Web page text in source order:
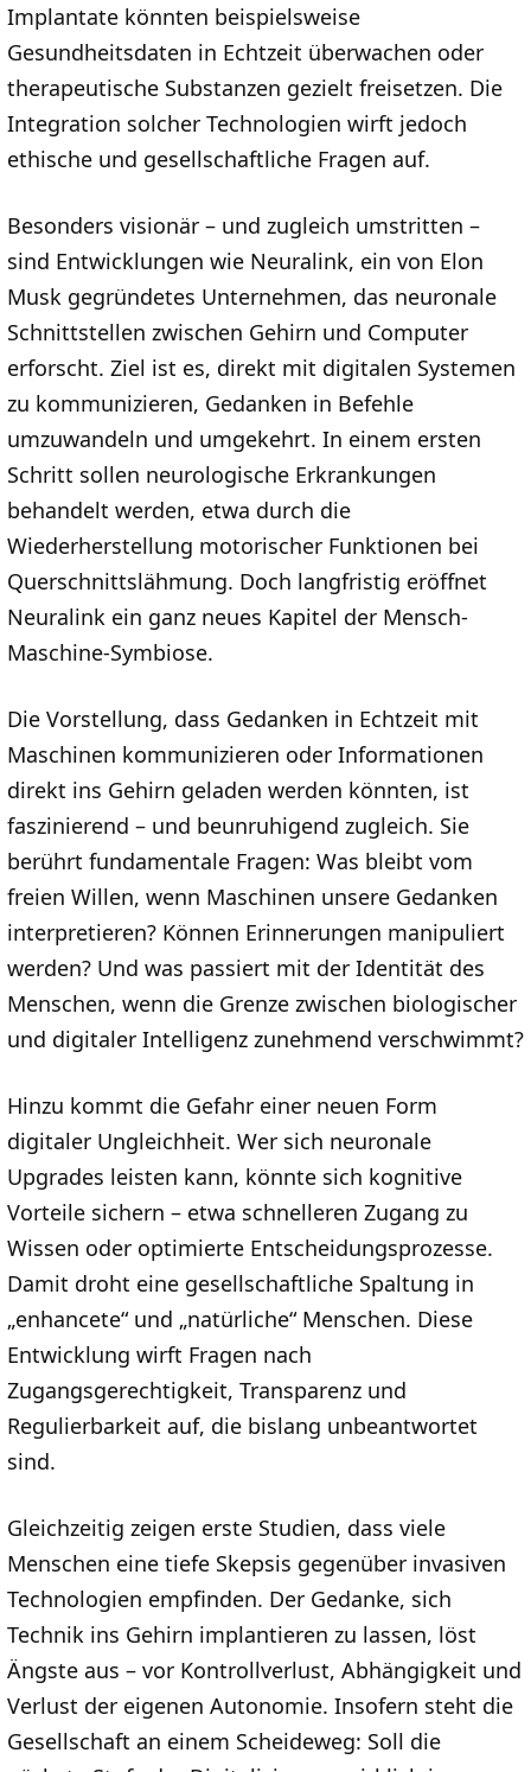
Implantate könnten beispielsweise
Gesundheitsdaten in Echtzeit überwachen oder
therapeutische Substanzen gezielt freisetzen. Die
Integration solcher Technologien wirft jedoch
ethische und gesellschaftliche Fragen auf.
Besonders visionär – und zugleich umstritten –
sind Entwicklungen wie Neuralink, ein von Elon
Musk gegründetes Unternehmen, das neuronale
Schnittstellen zwischen Gehirn und Computer
erforscht. Ziel ist es, direkt mit digitalen Systemen
zu kommunizieren, Gedanken in Befehle
umzuwandeln und umgekehrt. In einem ersten
Schritt sollen neurologische Erkrankungen
behandelt werden, etwa durch die
Wiederherstellung motorischer Funktionen bei
Querschnittslähmung. Doch langfristig eröffnet
Neuralink ein ganz neues Kapitel der Mensch-
Maschine-Symbiose.
Die Vorstellung, dass Gedanken in Echtzeit mit
Maschinen kommunizieren oder Informationen
direkt ins Gehirn geladen werden könnten, ist
faszinierend – und beunruhigend zugleich. Sie
berührt fundamentale Fragen: Was bleibt vom
freien Willen, wenn Maschinen unsere Gedanken
interpretieren? Können Erinnerungen manipuliert
werden? Und was passiert mit der Identität des
Menschen, wenn die Grenze zwischen biologischer
und digitaler Intelligenz zunehmend verschwimmt?
Hinzu kommt die Gefahr einer neuen Form
digitaler Ungleichheit. Wer sich neuronale
Upgrades leisten kann, könnte sich kognitive
Vorteile sichern – etwa schnelleren Zugang zu
Wissen oder optimierte Entscheidungsprozesse.
Damit droht eine gesellschaftliche Spaltung in
„enhancete“ und „natürliche“ Menschen. Diese
Entwicklung wirft Fragen nach
Zugangsgerechtigkeit, Transparenz und
Regulierbarkeit auf, die bislang unbeantwortet
sind.
Gleichzeitig zeigen erste Studien, dass viele
Menschen eine tiefe Skepsis gegenüber invasiven
Technologien empfinden. Der Gedanke, sich
Technik ins Gehirn implantieren zu lassen, löst
Ängste aus – vor Kontrollverlust, Abhängigkeit und
Verlust der eigenen Autonomie. Insofern steht die
Gesellschaft an einem Scheideweg: Soll die